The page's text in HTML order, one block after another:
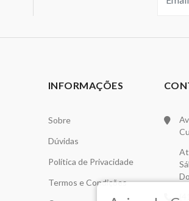
INFORMAÇÕES
Sobre
Dúvidas
Política de Privacidade
Termos e Condições